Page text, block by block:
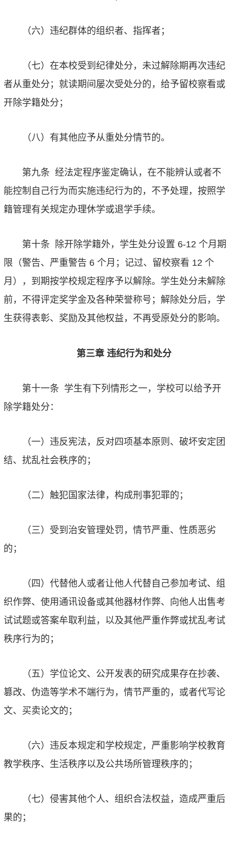
（六）违纪群体的组织者、指挥者；
（七）在本校受到纪律处分，未过解除期再次违纪
者从重处分；就读期间屡次受处分的，给予留校察看或
开除学籍处分；
（八）有其他应予从重处分情节的。
第九条 经法定程序鉴定确认，在不能辨认或者不
能控制自己行为而实施违纪行为的，不予处理，按照学
籍管理有关规定办理休学或退学手续。
第十条 除开除学籍外，学生处分设置 6-12 个月期
限（警告、严重警告 6 个月；记过、留校察看 12 个
月），到期按学校规定程序予以解除。学生处分未解除
前，不得评定奖学金及各种荣誉称号；解除处分后，学
生获得表彰、奖励及其他权益，不再受原处分的影响。
第三章 违纪行为和处分
第十一条 学生有下列情形之一，学校可以给予开
除学籍处分：
（一）违反宪法，反对四项基本原则、破坏安定团
结、扰乱社会秩序的；
（二）触犯国家法律，构成刑事犯罪的；
（三）受到治安管理处罚，情节严重、性质恶劣
的；
（四）代替他人或者让他人代替自己参加考试、组
织作弊、使用通讯设备或其他器材作弊、向他人出售考
试试题或答案牟取利益，以及其他严重作弊或扰乱考试
秩序行为的；
（五）学位论文、公开发表的研究成果存在抄袭、
篡改、伪造等学术不端行为，情节严重的，或者代写论
文、买卖论文的；
（六）违反本规定和学校规定，严重影响学校教育
教学秩序、生活秩序以及公共场所管理秩序的；
（七）侵害其他个人、组织合法权益，造成严重后
果的；